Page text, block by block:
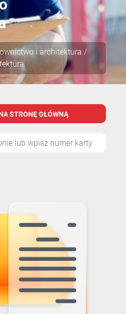
i architektura /
STRONĘ GŁÓWNĄ